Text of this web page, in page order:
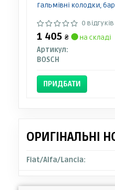
Гальмівні колодки,
0 відгуків
1 405 ₴
на складі
Артикул:
BOSCH
ПРИДБАТИ
ОРИГІНАЛЬНІ
Fiat/Alfa/Lancia: